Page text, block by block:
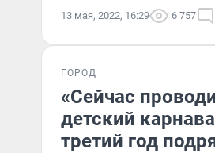
13 мая, 2022, 16:29 6 757
ГОРОД
«Сейчас
детский
третий год